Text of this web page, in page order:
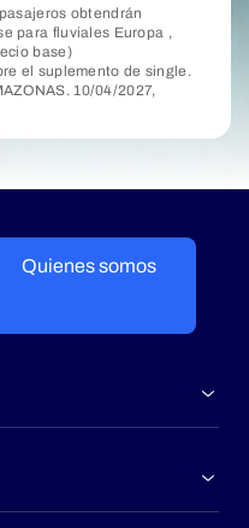
obtendrán
para fluviales Europa ,
base)
el suplemento de single.
10/04/2027,
Quienes somos